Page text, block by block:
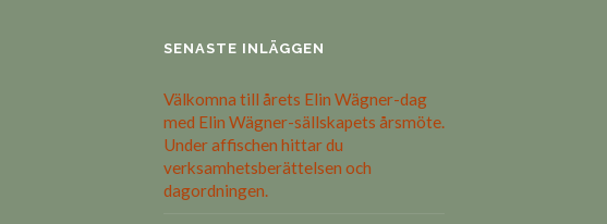
SENASTE INLÄGGEN
Välkomna till årets Elin Wägner-dag
med Elin Wägner-sällskapets årsmöte.
Under affischen hittar du
verksamhetsberättelsen och
dagordningen.